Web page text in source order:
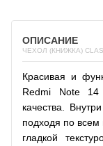
ОПИСАНИЕ
ЧЕХОЛ (КНИЖКА)
Красивая и
Redmi Note 14
качества.
подходя по
гладкой